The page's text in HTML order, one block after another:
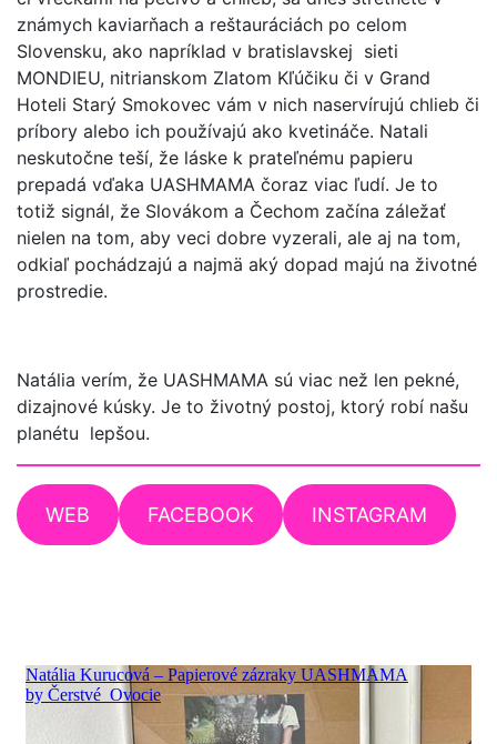
známych kaviarňach a reštauráciách po celom
Slovensku, ako napríklad v bratislavskej sieti
MONDIEU, nitrianskom Zlatom Kľúčiku či v Grand
Hoteli Starý Smokovec vám v nich naservírujú chlieb či
príbory alebo ich používajú ako kvetináče. Natali
neskutočne teší, že láske k prateľnému papieru
prepadá vďaka UASHMAMA čoraz viac ľudí. Je to
totiž signál, že Slovákom a Čechom začína záležať
nielen na tom, aby veci dobre vyzerali, ale aj na tom,
odkiaľ pochádzajú a najmä aký dopad majú na životné
prostredie.
Natália verím, že UASHMAMA sú viac než len pekné,
dizajnové kúsky. Je to životný postoj, ktorý robí našu
planétu lepšou.
WEB FACEBOOK INSTAGRAM